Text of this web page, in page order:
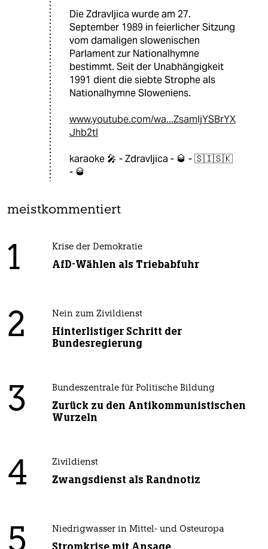
Die Zdravljica wurde am 27.
September 1989 in feierlicher Sitzung
vom damaligen slowenischen
Parlament zur Nationalhymne
bestimmt. Seit der Unabhängigkeit
1991 dient die siebte Strophe als
Nationalhymne Sloweniens.
www.youtube.com/wa...ZsamljYSBrYX
Jhb2tl
karaoke 🎤 - Zdravljica - 🥃 - 🇸🇮🇸🇰
- 🥃
meistkommentiert
1 Krise der Demokratie
AfD-Wählen als Triebabfuhr
2 Nein zum Zivildienst
Hinterlistiger Schritt der
Bundesregierung
3 Bundeszentrale für Politische Bildung
Zurück zu den Antikommunistischen
Wurzeln
4 Zivildienst
Zwangsdienst als Randnotiz
Niedrigwasser in Mittel- und Osteuropa